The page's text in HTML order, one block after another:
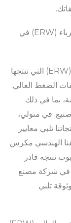
هل يمكن استخدام أنابيب اللحام المقاوم للكهرباء (ERW) في
بالفعل، يمكن استخدام أنابيب اللحام المقاوم (ERW) التي تنتجها
الضغط العالي.
بما في ذلك
في متولي،
تلبي معايير
الهندسي مكرس
ننتجه قادر
في شركة مصنع
تلبي